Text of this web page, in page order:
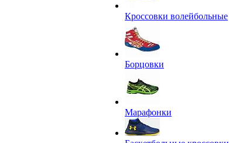
Кроссовки волейбольные
Борцовки
Марафонки